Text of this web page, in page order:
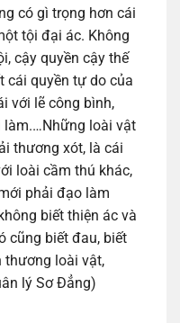
có gì trọng hơn cái
tội đại ác. Không
cậy quyền cậy thế
cái quyền tự do của
với lẽ công bình,
làm.…Những loài vật
thương xót, là cái
loài cầm thú khác,
phải đạo làm
biết thiện ác và
cũng biết đau, biết
thương loài vật,
lý Sơ Đẳng)